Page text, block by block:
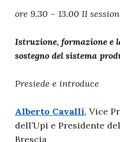
ore 9.30 – 13.00 II
Istruzione, formazione e
sostegno del sistema
Presiede e introduce
Alberto Cavalli, Vice
dell’Upi e Presidente
Brescia